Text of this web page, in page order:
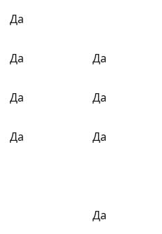
Да
Да
Да
Да
Да
Да
Да
Да